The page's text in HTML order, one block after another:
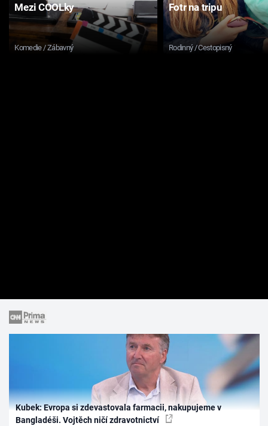
Mezi COOLky
Komedie / Zábavný
Fotr na tripu
Rodinný / Cestopisný
Kubek: Evropa si zdevastovala farmacii, nakupujeme v
Bangladéši. Vojtěch ničí zdravotnictví